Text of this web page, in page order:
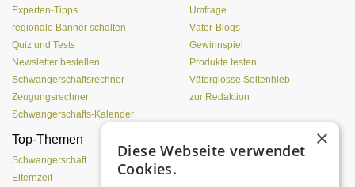
Experten-Tipps
regionale Banner schalten
Quiz und Tests
Newsletter bestellen
Schwangerschaftsrechner
Zeugungsrechner
Schwangerschafts-Kalender
Umfrage
Väter-Blogs
Gewinnspiel
Produkte testen
Väterglosse Seitenhieb
zur Redaktion
Top-Themen
Schwangerschaft
Elternzeit
(Pizzaofen) selber bauen
×
Diese Webseite verwendet
Cookies.